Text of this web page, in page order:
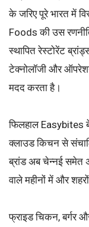
के जरिए पूरे भारत में
Foods की उस
स्थापित रेस्टोरेंट
टेक्नोलॉजी और
मदद करता है।
फिलहाल Easybites
क्लाउड किचन से
ब्रांड अब चेन्नई समेत
वाले महीनों में और
फ्राइड चिकन, बर्गर